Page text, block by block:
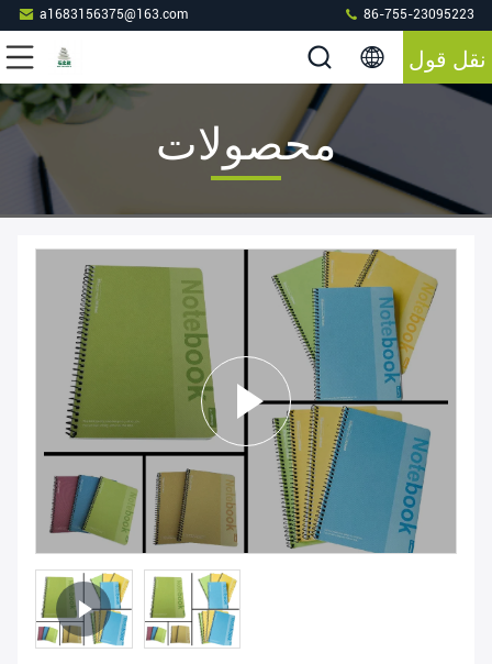
a1683156375@163.com 86-755-23095223
نقل قول
محصولات